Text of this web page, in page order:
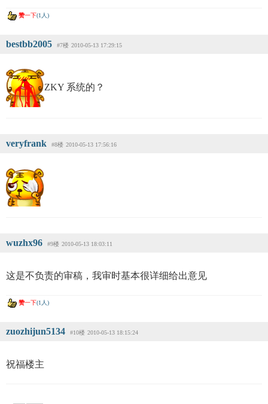
赞一下(1人)
bestbb2005 #7楼 2010-05-13 17:29:15
ZKY 系统的？
veryfrank #8楼 2010-05-13 17:56:16
wuzhx96 #9楼 2010-05-13 18:03:11
这是不负责的审稿，我审时基本很详细给出意见
赞一下(1人)
zuozhijun5134 #10楼 2010-05-13 18:15:24
祝福楼主